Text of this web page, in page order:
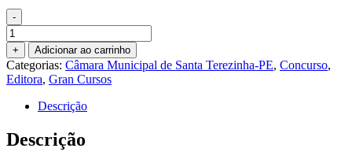
-
Câmara
de
Santa
Terezinha/PE
-
Auxiliar
Administrativo
(Pós-
Edital)
+ Adicionar ao carrinho
Categorias: Câmara Municipal de Santa Terezinha-PE, Concurso,
Editora, Gran Cursos
Descrição
Descrição